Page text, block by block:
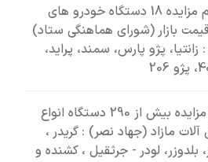
نام مزایده 18 دستگاه خودرو های
هماهنگی ستاد)
سمند، پراید،
شروع مزایده بیش از 290 دستگاه انواع
نصر) : گریدر ،
- جرثقیل ، کشنده و